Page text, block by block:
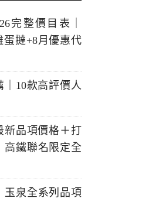
完整價目表｜
蛋撻+8月優惠代
｜10款高評價人
新品項價格＋打
高鐵聯名限定全
玉泉全系列品項